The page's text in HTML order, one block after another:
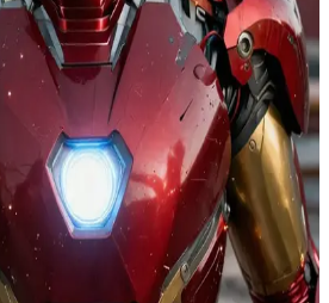
ージを受けたアイアンマンのスーツ
した。あなたは彼の傍らにいて、露
ーネントを再接続し、安定させるチ
座に介入しなければスーツは完全に
らけの環境で無防備な状態に陥って
るいは飛行機能のどれを優先する
れる。